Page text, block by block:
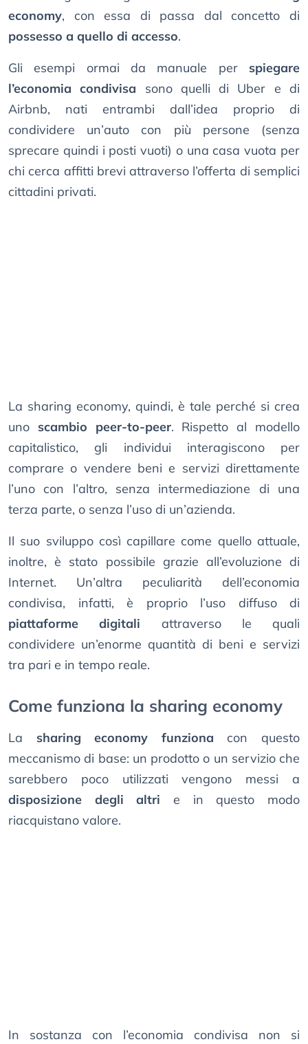
economy, con essa di passa dal concetto di
possesso a quello di accesso.
Gli esempi ormai da manuale per spiegare
l’economia condivisa sono quelli di Uber e di
Airbnb, nati entrambi dall’idea proprio di
condividere un’auto con più persone (senza
sprecare quindi i posti vuoti) o una casa vuota per
chi cerca affitti brevi attraverso l’offerta di semplici
cittadini privati.
La sharing economy, quindi, è tale perché si crea
uno scambio peer-to-peer. Rispetto al modello
capitalistico, gli individui interagiscono per
comprare o vendere beni e servizi direttamente
l’uno con l’altro, senza intermediazione di una
terza parte, o senza l’uso di un’azienda.
Il suo sviluppo così capillare come quello attuale,
inoltre, è stato possibile grazie all’evoluzione di
Internet. Un’altra peculiarità dell’economia
condivisa, infatti, è proprio l’uso diffuso di
piattaforme digitali attraverso le quali
condividere un’enorme quantità di beni e servizi
tra pari e in tempo reale.
Come funziona la sharing economy
La sharing economy funziona con questo
meccanismo di base: un prodotto o un servizio che
sarebbero poco utilizzati vengono messi a
disposizione degli altri e in questo modo
riacquistano valore.
In sostanza con l’economia condivisa non si